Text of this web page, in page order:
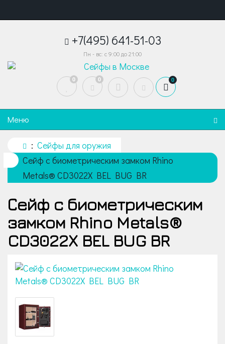
+7(495) 641-51-03
Пн - вс: с 9:00 до 21:00
0 0 0
Меню
Сейфы для оружия
Сейф с биометрическим замком Rhino
Metals® CD3022X BEL BUG BR
Сейф с биометрическим
замком Rhino Metals®
CD3022X BEL BUG BR